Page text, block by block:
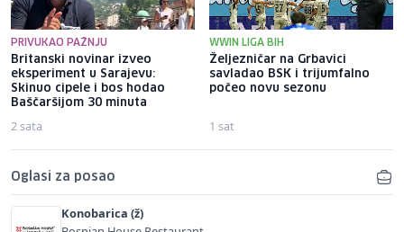
PRIVUKAO PAŽNJU
Britanski novinar izveo
eksperiment u Sarajevu:
Skinuo cipele i bos hodao
Baščaršijom 30 minuta
2 sata
WWIN LIGA BIH
Željezničar na Grbavici
savladao BSK i trijumfalno
počeo novu sezonu
1 sat
Oglasi za posao
Konobarica (ž)